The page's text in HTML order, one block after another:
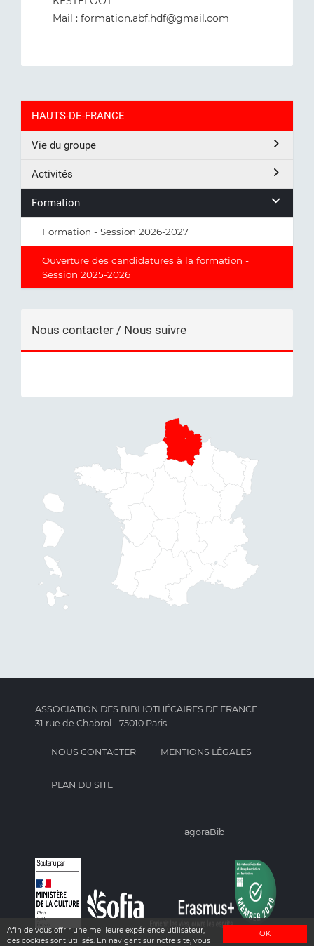
OK
Afin de vous offrir une meilleure expérience utilisateur,
des cookies sont utilisés. En navigant sur notre site, vous
Mail : formation.abf.hdf@gmail.com
HAUTS-DE-FRANCE
Vie du groupe
Activités
Formation
Formation - Session 2026-2027
Ouverture des candidatures à la formation -
Session 2025-2026
Nous contacter / Nous suivre
ASSOCIATION DES BIBLIOTHÉCAIRES DE FRANCE
31 rue de Chabrol - 75010 Paris
NOUS CONTACTER MENTIONS LÉGALES
PLAN DU SITE
agoraBib